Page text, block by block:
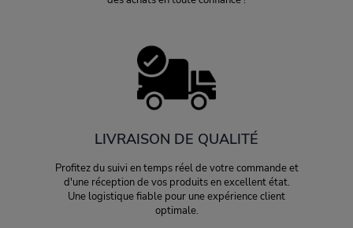
LIVRAISON DE QUALITÉ
Profitez du suivi en temps réel de votre commande et
d'une réception de vos produits en excellent état.
Une logistique fiable pour une expérience client
optimale.